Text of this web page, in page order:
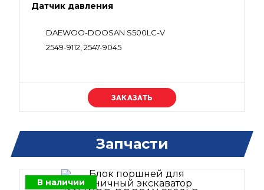
Датчик давления
DAEWOO-DOOSAN S500LC-V
2549-9112, 2547-9045
Уточняйте цену
Запчасти
В наличии